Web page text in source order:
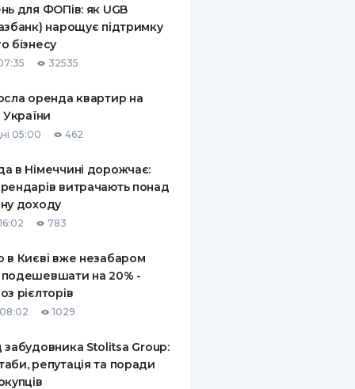
ВІД
ВИПАДКІВ
ПО
ПОЛІСИ
КОМПАНІЇ
ПРО СТРАХОВІ
для ФОПів: як UGB
нарощує підтримку
бізнесу
32535
оренда квартир на
України
05:00 462
в Німеччині дорожчає:
витрачають понад
доходу
783
в Києві вже незабаром
на 20% -
рієлторів
1029
забудовника Stolitsa Group:
репутація та поради